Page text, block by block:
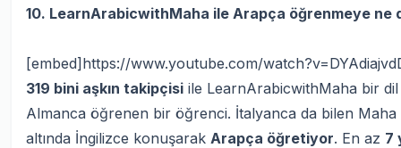
10. LearnArabicwithMaha ile Arapça öğrenmeye ne
[embed]https://www.youtube.com/
319 bini aşkın takipçisi ile LearnArabicwithMaha bir
Almanca öğrenen bir öğrenci. İtalyanca da bilen Maha
altında İngilizce konuşarak Arapça öğretiyor. En az 7